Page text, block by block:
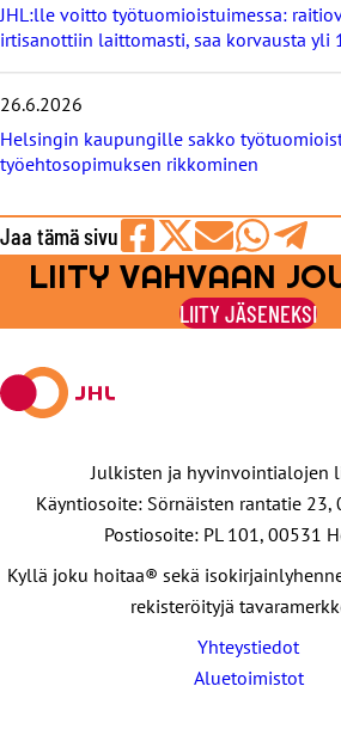
JHL:lle voitto työtuomioistuimessa:
irtisanottiin laittomasti, saa korvausta yli
26.6.2026
Helsingin kaupungille sakko
työehtosopimuksen rikkominen
Jaa tämä sivu
Jaa
Facebookissa
Jaa
viestipalvelu
X:ssä
Jaa
sähköpostilla
Jaa
WhatsAppilla
Jaa
LIITY VAHVAAN
LIITY JÄSENEKSI
Julkisten ja hyvinvointialojen
Käyntiosoite: Sörnäisten rantatie 23,
Postiosoite: PL 101, 00531
Kyllä joku hoitaa® sekä
rekisteröityjä
Yhteystiedot
Aluetoimistot